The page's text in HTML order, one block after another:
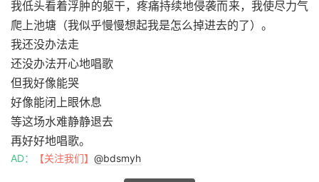
我低头看着浮肿的躯干，疼痛持续地侵袭而来，我使尽力气
爬上池塘（我似乎慢慢想起我是怎么掉进去的了）。
我还没办法走
还没办法开心地唱歌
但我好像能哭
好像能闭上眼休息
等这场水难静静退去
再好好地唱歌。
AD： 【关注我们】 @bdsmyh